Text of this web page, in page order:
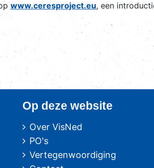
www.ceresproject.eu, een
Op deze website
Over VisNed
PO's
Vertegenwoordiging